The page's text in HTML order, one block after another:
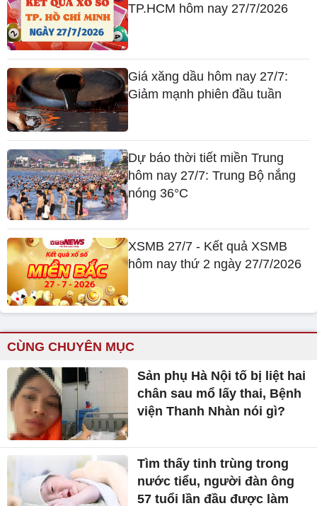
TP.HCM hôm nay 27/7/2026
Giá xăng dầu hôm nay 27/7:
Giảm mạnh phiên đầu tuần
Dự báo thời tiết miền Trung
hôm nay 27/7: Trung Bộ nắng
nóng 36°C
XSMB 27/7 - Kết quả XSMB
hôm nay thứ 2 ngày 27/7/2026
CÙNG CHUYÊN MỤC
Sản phụ Hà Nội tố bị liệt hai
chân sau mổ lấy thai, Bệnh
viện Thanh Nhàn nói gì?
Tìm thấy tinh trùng trong
nước tiểu, người đàn ông
57 tuổi lần đầu được làm